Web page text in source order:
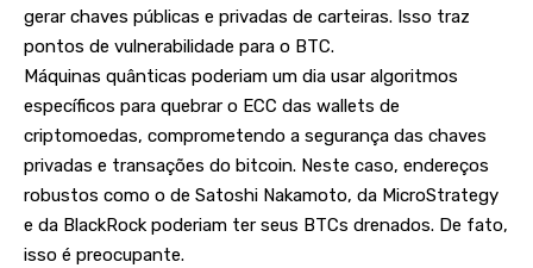
gerar chaves públicas e privadas de carteiras. Isso traz
pontos de vulnerabilidade para o BTC.
Máquinas quânticas poderiam um dia usar algoritmos
específicos para quebrar o ECC das wallets de
criptomoedas, comprometendo a segurança das chaves
privadas e transações do bitcoin. Neste caso, endereços
robustos como o de Satoshi Nakamoto, da MicroStrategy
e da BlackRock poderiam ter seus BTCs drenados. De fato,
isso é preocupante.